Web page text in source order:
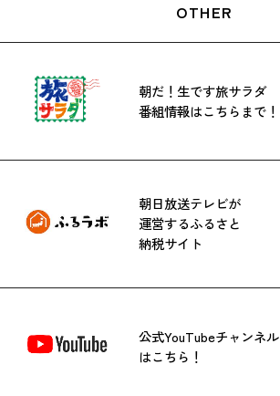
OTHER
朝だ！生です旅サラダ
番組情報はこちらまで！
朝日放送テレビが
運営するふるさと
納税サイト
公式YouTubeチャンネル
はこちら！